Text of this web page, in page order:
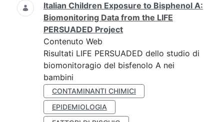
Italian Children Exposure to Bisphenol A:
Biomonitoring Data from the LIFE
PERSUADED Project
Contenuto Web
Risultati LIFE PERSUADED dello studio di
biomonitoragio del bisfenolo A nei
bambini
CONTAMINANTI CHIMICI
EPIDEMIOLOGIA